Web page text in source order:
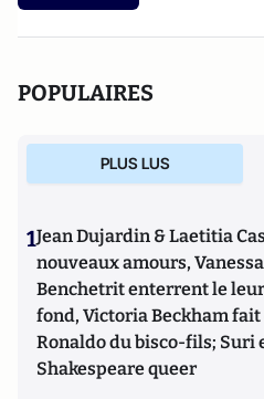
POPULAIRES
PLUS LUS
1Jean Dujardin & Laetitia
nouveaux amours,
Benchetrit enterrent le
fond, Victoria Beckham
Ronaldo du bisco-fils; Suri
Shakespeare queer